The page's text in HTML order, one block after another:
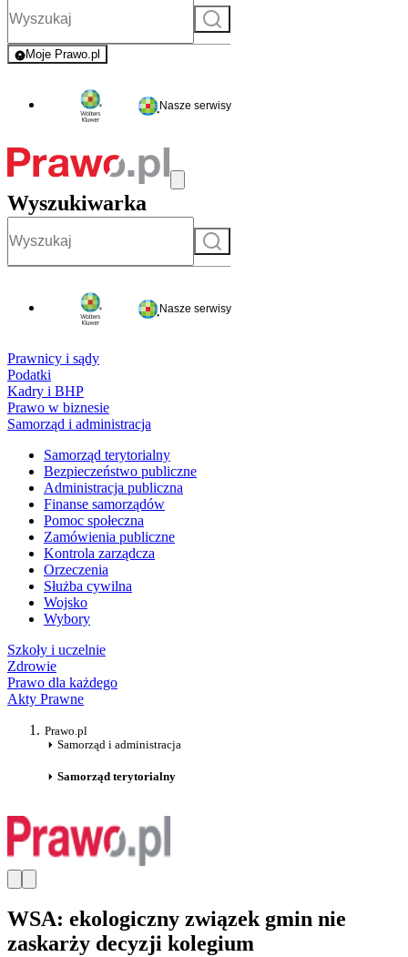
Szukaj
Moje Prawo.pl
- rejestracja i logowanie do serwisu
Nasze serwisy
Wyszukiwarka
Szukaj
Nasze serwisy
Prawnicy i sądy
Podatki
Kadry i BHP
Prawo w biznesie
Samorząd i administracja
Samorząd terytorialny
Bezpieczeństwo publiczne
Administracja publiczna
Finanse samorządów
Pomoc społeczna
Zamówienia publiczne
Kontrola zarządcza
Orzeczenia
Służba cywilna
Wojsko
Wybory
Szkoły i uczelnie
Zdrowie
Prawo dla każdego
Akty Prawne
Prawo.pl
Samorząd i administracja
Samorząd terytorialny
WSA: ekologiczny związek gmin nie
zaskarży decyzji kolegium